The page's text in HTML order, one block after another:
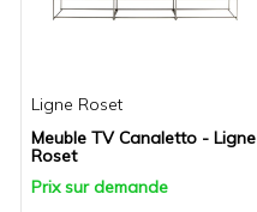
Ligne Roset
Meuble TV Canaletto - Ligne
Roset
Prix sur demande